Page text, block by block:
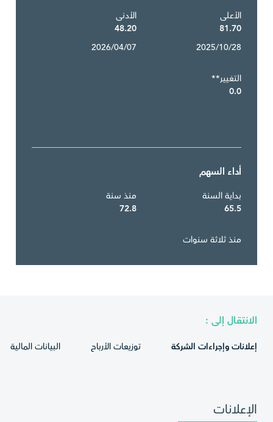
الأعلى
81.70
2025/10/28
الأدنى
48.20
2026/04/07
التغيير**
0.0
أداء السهم
بداية السنة
65.5
منذ سنة
72.8
منذ ثلاثة سنوات
الانتقال إلى :
إعلانات وإجراءات الشركة توزيعات الأرباح البيانات المالية
الإعلانات